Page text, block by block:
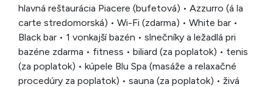
hlavná reštaurácia Piacere (bufetová) • Azzurro (á la
carte stredomorská) • Wi-Fi (zdarma) • White bar •
Black bar • 1 vonkajší bazén • slnečníky a ležadlá pri
bazéne zdarma • fitness • biliard (za poplatok) • tenis
(za poplatok) • kúpele Blu Spa (masáže a relaxačné
procedúry za poplatok) • sauna (za poplatok) • živá